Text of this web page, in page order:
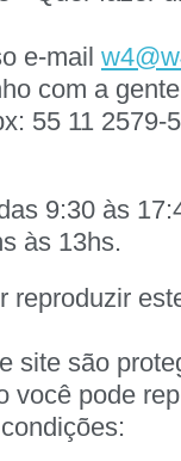
e-mail
com a
55 11 2579-
9:30 às
às 13hs.
site são
você pode